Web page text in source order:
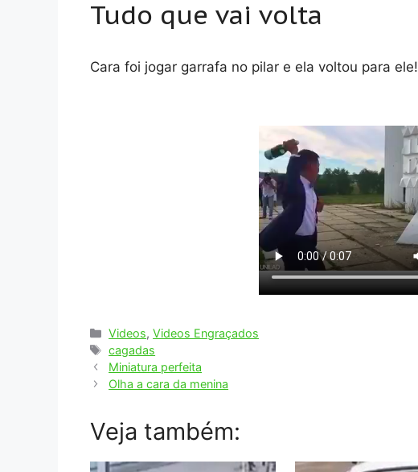
Tudo que vai volta
Cara foi jogar garrafa no pilar e ela voltou para ele!
Categorias
Videos,Videos Engraçados
Tags
cagadas
Miniatura perfeita
Olha a cara da menina
Veja também: